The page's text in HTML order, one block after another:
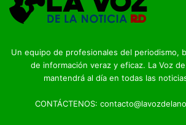
Un equipo de profesionales del periodismo,
de información veraz y eficaz. La Voz
mantendrá al día en todas las
CONTÁCTENOS: